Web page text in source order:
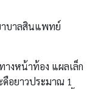
าบาลสินแพทย์
างหน้าท้อง แผลเล็ก
อยาวประมาณ 1